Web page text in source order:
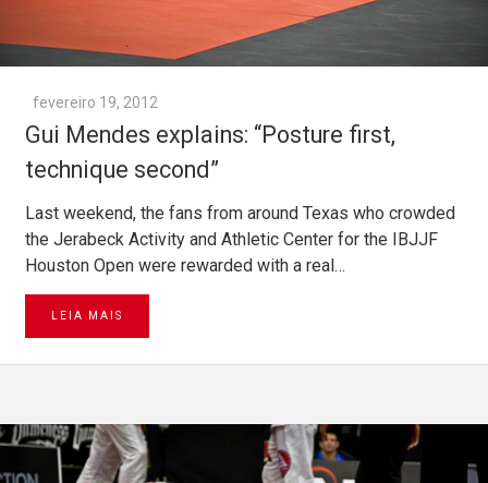
fevereiro 19, 2012
Gui Mendes explains: “Posture first,
technique second”
Last weekend, the fans from around Texas who crowded
the Jerabeck Activity and Athletic Center for the IBJJF
Houston Open were rewarded with a real…
LEIA MAIS